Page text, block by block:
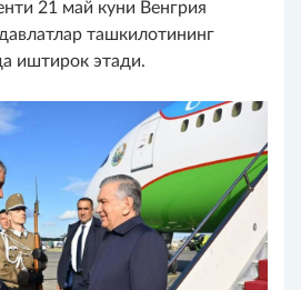
21 май куни Венгрия
ташкилотининг
иштирок этади.